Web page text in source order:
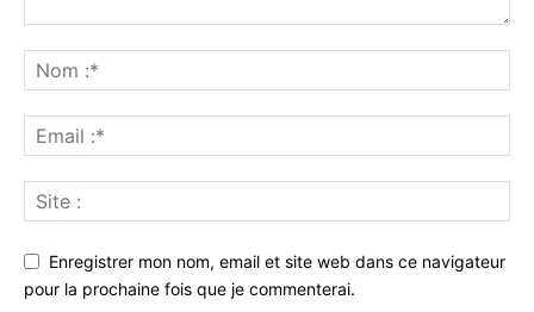
Enregistrer mon nom, email et site web dans ce navigateur
pour la prochaine fois que je commenterai.